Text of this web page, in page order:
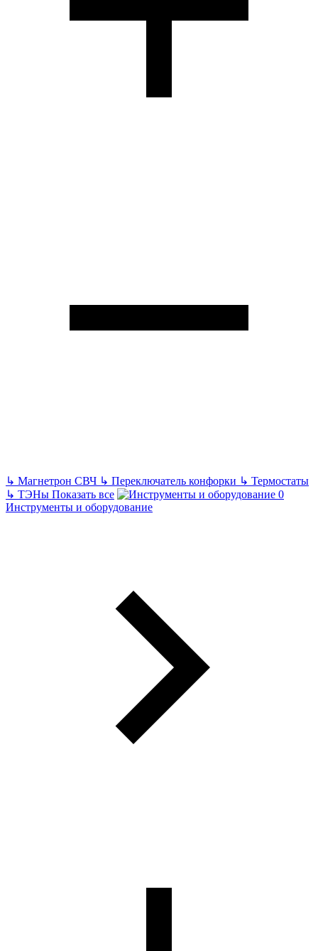
↳ Магнетрон СВЧ ↳ Переключатель конфорки ↳ Термостаты
↳ ТЭНы Показать все
Инструменты и оборудование